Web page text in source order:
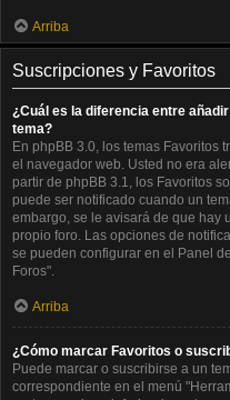
Arriba
Suscripciones y Favoritos
¿Cuál es la diferencia entre
tema?
En phpBB 3.0, los temas Favoritos
el navegador web. Usted no era
partir de phpBB 3.1, los Favoritos
puede ser notificado cuando un
embargo, se le avisará de que hay
propio foro. Las opciones de
se pueden configurar en el Panel
Foros".
Arriba
¿Cómo marcar Favoritos o
Puede marcar o suscribirse a un
correspondiente en el menú